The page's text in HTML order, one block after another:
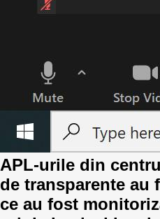
The best and the worst local
Democracy, independence
public institutions in Moldova
Integrity of public
Public procurement
APL-urile din
de transparente au
ce au fost